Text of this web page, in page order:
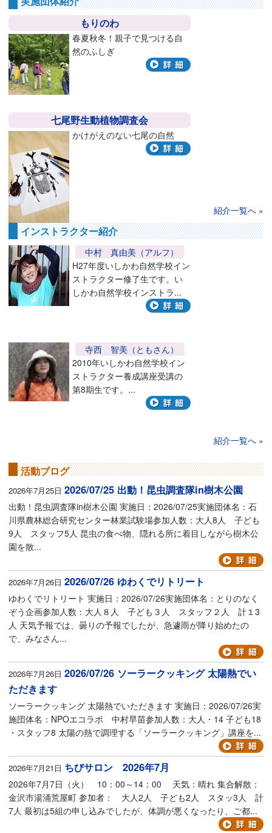
もりのわ
春夏秋冬！親子で見つける自
然のふしぎ
七尾野生動植物調査会
かけがえのない七尾の自然
紹介一覧へ
インストラクター紹介
中村 真由美（アルフ）
H27年度いしかわ自然学校イン
ストラクター修了生です。い
しかわ自然学校インストラ...
寺西 智美（ともさん）
2010年いしかわ自然学校イン
ストラクター養成講座受講の
第8期生です。...
紹介一覧へ
活動ブログ
2026年7月25日 2026/07/25 出動！昆虫調査隊in樹木公園
出動！昆虫調査隊in樹木公園 実施日：2026/07/25実施団体名：石
川県農林総合研究センター林業試験場参加人数：大人8人 子ども
9人 スタッフ5人 昆虫の食べ物、隠れる所に着目しながら樹木公
園を散...
2026年7月26日 2026/07/26 ゆわくでリトリート
ゆわくでリトリート 実施日：2026/07/26実施団体名：とりのなく
ぞう企画参加人数：大人８人 子ども３人 スタッフ２人 計１3
人 天気予報では、曇りの予報でしたが、急遽雨が降り始めたの
で、みなさん...
2026年7月26日 2026/07/26 ソーラークッキング 太陽熱でい
ただきます
ソーラークッキング 太陽熱でいただきます 実施日：2026/07/26実
施団体名：NPOエコラボ 中村早苗参加人数：大人・14 子ども18
・スタッフ8 太陽の熱で調理する「ソーラークッキング」講座を...
2026年7月21日 ちびサロン 2026年7月
2026年7月7日（火） 10：00～14：00 天気：晴れ 集合解散：
金沢市湯涌荒屋町 参加者： 大人2人 子ども2人 スタッ3人 計
7人 最初は5組の申し込みでしたが、体調が悪くなったり、ご都...